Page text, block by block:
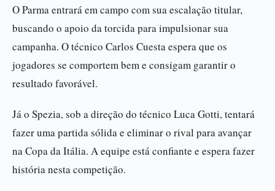
O Parma entrará em campo com sua escalação titular,
buscando o apoio da torcida para impulsionar sua
campanha. O técnico Carlos Cuesta espera que os
jogadores se comportem bem e consigam garantir o
resultado favorável.
Já o Spezia, sob a direção do técnico Luca Gotti, tentará
fazer uma partida sólida e eliminar o rival para avançar
na Copa da Itália. A equipe está confiante e espera fazer
história nesta competição.